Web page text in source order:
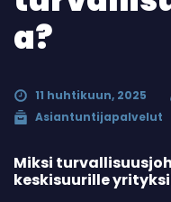
a?
11 huhtikuun, 2025
Asiantuntijapalvelut
Miksi
keskisuurille